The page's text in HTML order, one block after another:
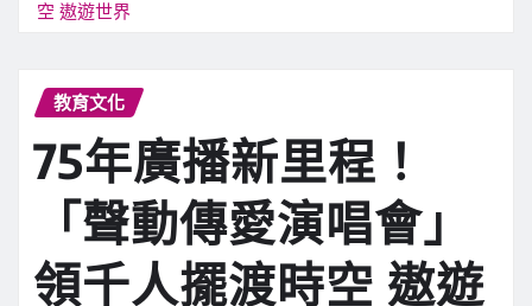
空 遨遊世界
教育文化
75年廣播新里程！
「聲動傳愛演唱會」
領千人擺渡時空 遨遊